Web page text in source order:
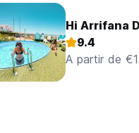
Hi Arrifana
9.4
A partir de